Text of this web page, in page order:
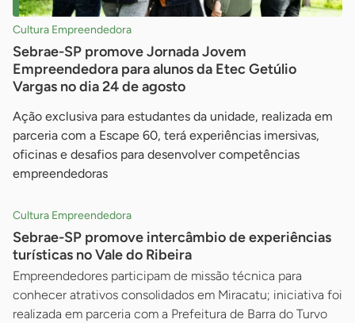
Cultura Empreendedora
Sebrae-SP promove Jornada Jovem
Empreendedora para alunos da Etec Getúlio
Vargas no dia 24 de agosto
Ação exclusiva para estudantes da unidade, realizada em
parceria com a Escape 60, terá experiências imersivas,
oficinas e desafios para desenvolver competências
empreendedoras
Cultura Empreendedora
Sebrae-SP promove intercâmbio de experiências
turísticas no Vale do Ribeira
Empreendedores participam de missão técnica para
conhecer atrativos consolidados em Miracatu; iniciativa foi
realizada em parceria com a Prefeitura de Barra do Turvo